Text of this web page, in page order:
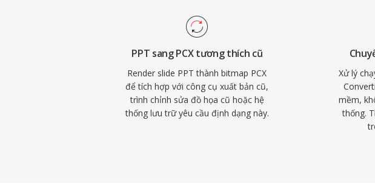
PPT sang PCX tương thích cũ
Render slide PPT thành bitmap PCX
để tích hợp với công cụ xuất bản cũ,
trình chỉnh sửa đồ họa cũ hoặc hệ
thống lưu trữ yêu cầu định dạng này.
Xử lý
mềm,
thống.